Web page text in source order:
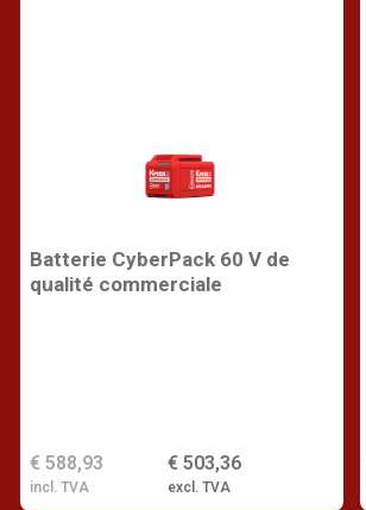
Batterie CyberPack 60 V de
qualité commerciale
€ 503,36
excl. TVA
€ 588,93
incl. TVA